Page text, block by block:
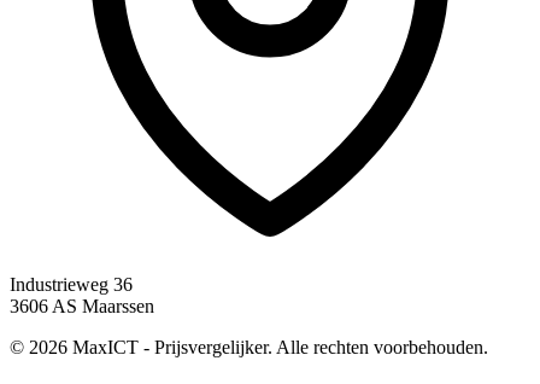
Industrieweg 36
3606 AS Maarssen
© 2026 MaxICT - Prijsvergelijker. Alle rechten voorbehouden.